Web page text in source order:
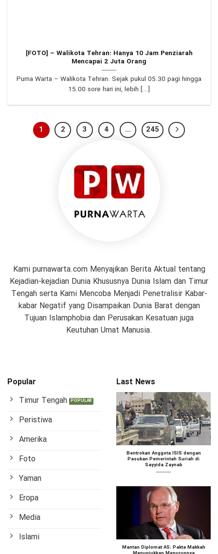
[FOTO] – Walikota Tehran: Hanya 10 Jam Penziarah
Mencapai 2 Juta Orang
Purna Warta – Walikota Tehran: Sejak pukul 05.30 pagi hingga
15.00 sore hari ini, lebih [...]
1 2 3 4 … 245
Kami purnawarta.com Menyajikan Berita Aktual tentang
Kejadian-kejadian Dunia Khususnya Dunia Islam dan Timur
Tengah serta Kami Mencoba Menjadi Penetralisir Kabar-
kabar Negatif yang Disampaikan Dunia Barat dengan
Tujuan Islamphobia dan Perusakan Kesatuan juga
Keutuhan Umat Manusia.
Popular
Timur Tengah
Peristiwa
Amerika
Foto
Yaman
Eropa
Media
Islami
Last News
Bentrokan Anggota ISIS dengan
Pasukan Pemerintah Suriah di
Sayyida Zaynab
Mantan Diplomat AS: Pakta Makkah